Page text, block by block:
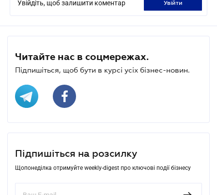
Увійдіть, щоб залишити коментар увійти
Читайте нас в соцмережах.
Підпишіться, щоб бути в курсі усіх бізнес-новин.
Підпишіться на розсилку
Щопонеділка отримуйте weekly-digest про ключові події бізнесу